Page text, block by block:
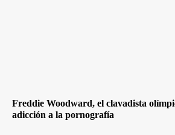
Freddie Woodward, el clavadista
adicción a la pornografía